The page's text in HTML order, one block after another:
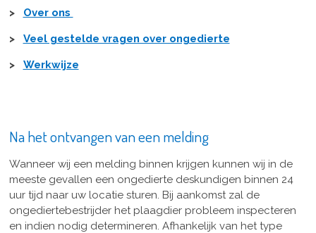
> Over ons
> Veel gestelde vragen over ongedierte
> Werkwijze
Na het ontvangen van een melding
Wanneer wij een melding binnen krijgen kunnen wij in de
meeste gevallen een ongedierte deskundigen binnen 24
uur tijd naar uw locatie sturen. Bij aankomst zal de
ongediertebestrijder het plaagdier probleem inspecteren
en indien nodig determineren. Afhankelijk van het type